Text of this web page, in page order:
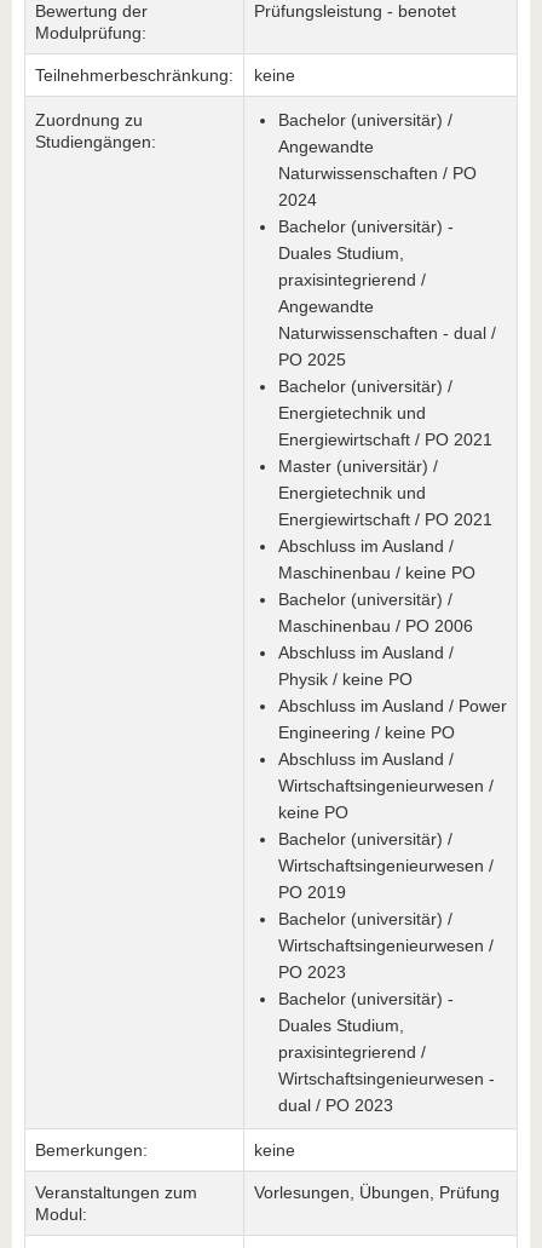
Bewertung der
Modulprüfung:
Prüfungsleistung - benotet
Teilnehmerbeschränkung: keine
Zuordnung zu
Studiengängen:
Bachelor (universitär) /
Angewandte
Naturwissenschaften / PO
2024
Bachelor (universitär) -
Duales Studium,
praxisintegrierend /
Angewandte
Naturwissenschaften - dual /
PO 2025
Bachelor (universitär) /
Energietechnik und
Energiewirtschaft / PO 2021
Master (universitär) /
Energietechnik und
Energiewirtschaft / PO 2021
Abschluss im Ausland /
Maschinenbau / keine PO
Bachelor (universitär) /
Maschinenbau / PO 2006
Abschluss im Ausland /
Physik / keine PO
Abschluss im Ausland / Power
Engineering / keine PO
Abschluss im Ausland /
Wirtschaftsingenieurwesen /
keine PO
Bachelor (universitär) /
Wirtschaftsingenieurwesen /
PO 2019
Bachelor (universitär) /
Wirtschaftsingenieurwesen /
PO 2023
Bachelor (universitär) -
Duales Studium,
praxisintegrierend /
Wirtschaftsingenieurwesen -
dual / PO 2023
Bemerkungen: keine
Veranstaltungen zum
Modul:
Vorlesungen, Übungen, Prüfung